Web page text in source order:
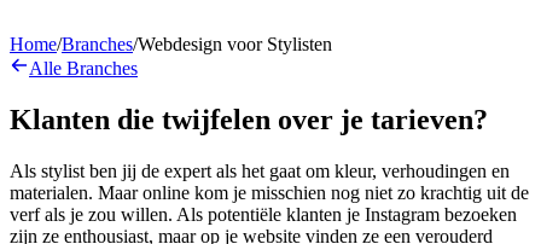
Home/Branches/Webdesign voor Stylisten
Alle Branches
Klanten die twijfelen over je tarieven?
Als stylist ben jij de expert als het gaat om kleur, verhoudingen en
materialen. Maar online kom je misschien nog niet zo krachtig uit de
verf als je zou willen. Als potentiële klanten je Instagram bezoeken
zijn ze enthousiast, maar op je website vinden ze een verouderd